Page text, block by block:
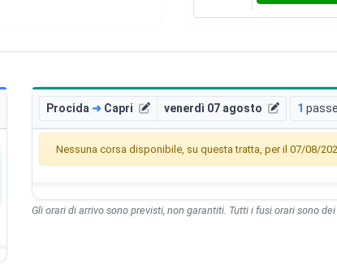
Procida ➜ Capri venerdì 07 agosto 1
Nessuna corsa disponibile, su questa tratta, per il 07/08/
Gli orari di arrivo sono previsti, non garantiti. Tutti i fusi orari sono